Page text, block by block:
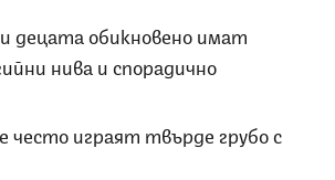
децата обикновено имат
нива и спорадично
често играят твърде грубо с